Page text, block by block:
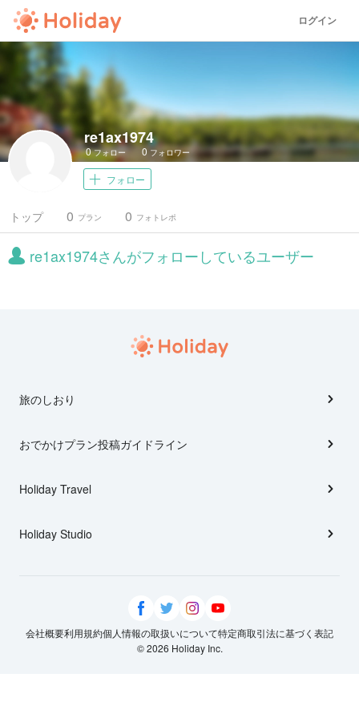
ログイン
re1ax1974
0フォロー 0 フォロワー
フォロー
トップ プラン
0 フォトレポ
0
re1ax1974さんがフォローしているユーザー
旅のしおり
おでかけプラン投稿ガイドライン
Holiday Travel
Holiday Studio
会社概要利用規約個人情報の取扱いについて特定商取引法に基づく表記
© 2026 Holiday Inc.